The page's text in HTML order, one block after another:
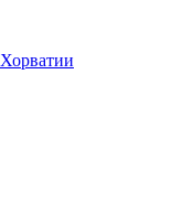
Хорватии